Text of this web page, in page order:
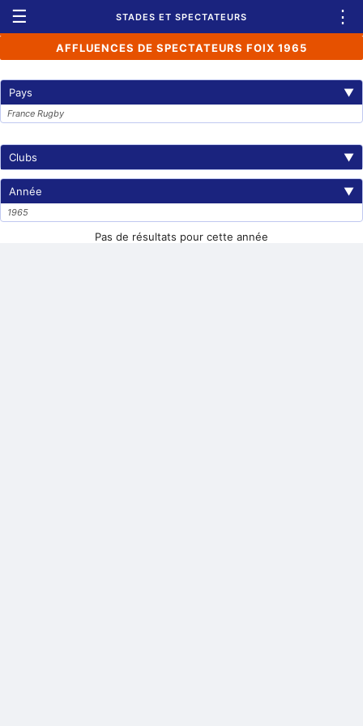
☰ STADES ET SPECTATEURS ⋮
AFFLUENCES DE SPECTATEURS FOIX 1965
Pays ▼
France Rugby
Clubs ▼
Année ▼
1965
Pas de résultats pour cette année